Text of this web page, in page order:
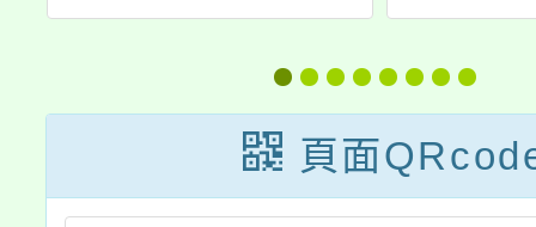
114年4月份教師
託國
學校
年度
暨原
頁面